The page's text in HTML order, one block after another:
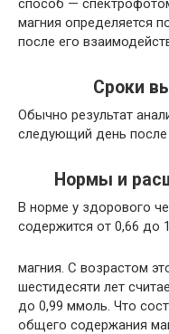
способ —
магния определяется
после его
Сроки
Обычно результат
следующий день после
Нормы и
В норме у здорового
содержится от 0,66 до
магния. С возрастом
шестидесяти лет
до 0,99 ммоль. Что
общего содержания